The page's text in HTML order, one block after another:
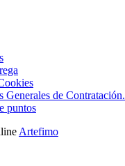
Generales de Contratación.
puntos
Artefimo